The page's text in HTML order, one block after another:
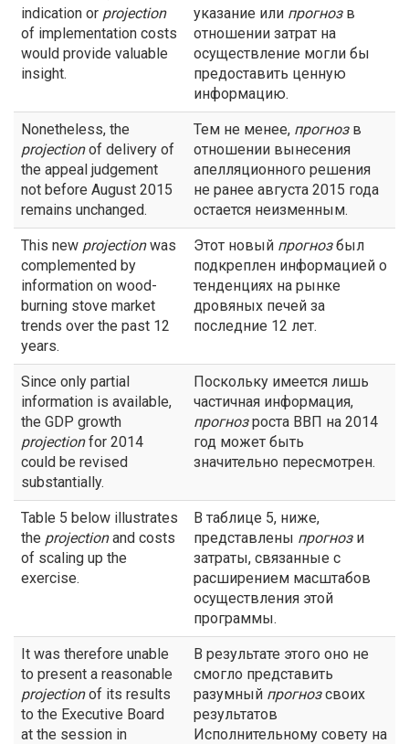
indication or projection
of implementation costs
would provide valuable
insight.
указание или прогнозв
отношении затрат на
осуществление могли бы
предоставить ценную
информацию.
Nonetheless, the
projectionof delivery of
the appeal judgement
not before August 2015
remains unchanged.
Тем не менее, прогнозв
отношении вынесения
апелляционного решения
не ранее августа 2015 года
остается неизменным.
This new projectionwas
complemented by
information on wood-
burning stove market
trends over the past 12
years.
Этот новый прогнозбыл
подкреплен информацией о
тенденциях на рынке
дровяных печей за
последние 12 лет.
Since only partial
information is available,
the GDP growth
projectionfor 2014
could be revised
substantially.
Поскольку имеется лишь
частичная информация,
прогнозроста ВВП на 2014
год может быть
значительно пересмотрен.
Table 5 below illustrates
the projectionand costs
of scaling up the
exercise.
В таблице 5, ниже,
представлены прогнози
затраты, связанные с
расширением масштабов
осуществления этой
программы.
It was therefore unable
to present a reasonable
projectionof its results
to the Executive Board
at the session in
В результате этого оно не
смогло представить
разумный прогнозсвоих
результатов
Исполнительному совету на